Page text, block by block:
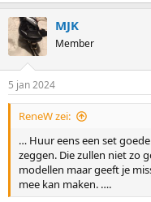
c
t
i
n
s
:
MJK
Member
5 jan 2024
ReneW zei:
… Huur eens een set
zeggen. Die zullen niet zo
modellen maar geeft je
mee kan maken. ….